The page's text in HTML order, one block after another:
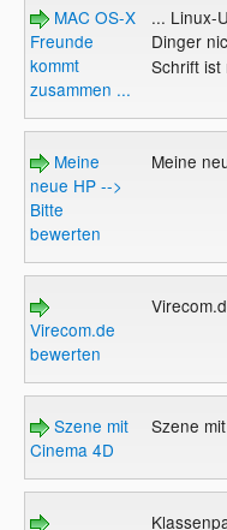
MAC OS-X
Freunde
kommt
zusammen ...
... Linux-
Dinger
Schrift ist
Meine
neue HP -->
Bitte
bewerten
Meine
Virecom.de
bewerten
Szene mit
Cinema 4D
Szene